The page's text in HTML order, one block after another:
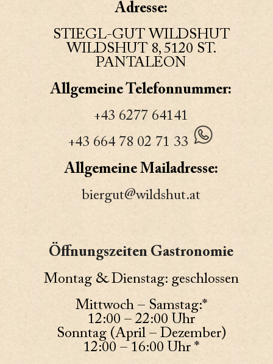
Adresse:
STIEGL-GUT WILDSHUT
WILDSHUT 8, 5120 ST.
PANTALEON
Allgemeine Telefonnummer:
+43 6277 64141
+43 664 78 02 71 33
Allgemeine Mailadresse:
biergut@wildshut.at
Öffnungszeiten Gastronomie
Montag & Dienstag: geschlossen
Mittwoch – Samstag:*
12:00 – 22:00 Uhr
Sonntag (April – Dezember)
12:00 – 16:00 Uhr *